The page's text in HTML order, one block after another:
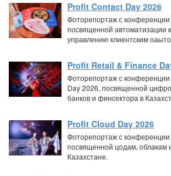
Profit Contact Day 2026
Фоторепортаж с
посвященной автоматизации
управлению клиентским
Profit Retail & Finance
Фоторепортаж с
Day 2026, посвященной
банков и финсектора в
Profit Cloud Day 2026
Фоторепортаж с
посвященной цодам, облакам
Казахстане.